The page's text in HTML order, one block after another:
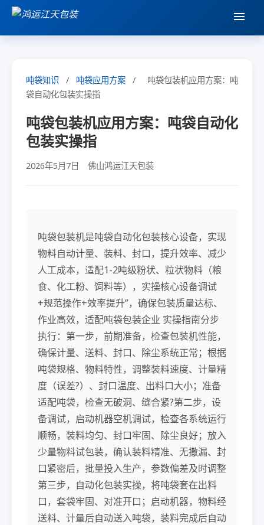
吨袋知识 / 吨袋应用方案 /
吨袋包装机应用方案：吨
袋自动化包装实操指
吨袋包装机应用方案：吨袋自动化
包装实操指
2026年5月7日 佛山鸿运江天包装
吨袋包装机是吨袋自动化包装核心设备，实现
物料自动计量、装料、封口，提升效率、减少
人工成本，适配1-2吨级粉状、粒状物料（粮
食、化工粉、饲料等），实操核心设备调试
+规范操作+效率提升”，确保包装质量达标、
作业高效，适配吨袋包装企业 实操指南分步
执行：第一步，前期准备，检查包装机性能，
确保计量、送料、封口、除尘系统正常；根据
吨袋规格、物料特性，调整装料速度、计量精
度（误差?）、封口温度、出料口大小；准备
适配吨袋，检查无破洞、缝合紧?第二步，设
备调试，启动机器空机调试，检查各系统运行
顺畅，装料均匀、封口牢固、除尘良好；放入
少量物料试包装，确认装料精准、无撒漏、封
口紧密后，批量投入生产，参数偏差及时调整
第三步，自动化包装实操，将吨袋套在出料
口，套袋牢固、对准开口；启动机器，物料经
送料、计量后自动送入吨袋，装料完成后自动